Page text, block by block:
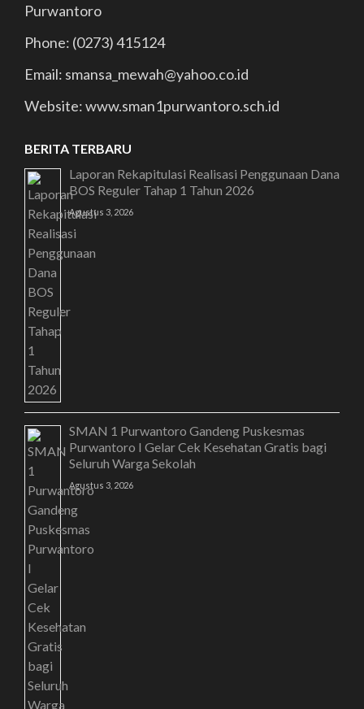
Purwantoro
Phone: (0273) 415124
Email: smansa_mewah@yahoo.co.id
Website: www.sman1purwantoro.sch.id
BERITA TERBARU
Laporan Rekapitulasi Realisasi Penggunaan Dana
BOS Reguler Tahap 1 Tahun 2026
Agustus 3, 2026
SMAN 1 Purwantoro Gandeng Puskesmas
Purwantoro I Gelar Cek Kesehatan Gratis bagi
Seluruh Warga Sekolah
Agustus 3, 2026